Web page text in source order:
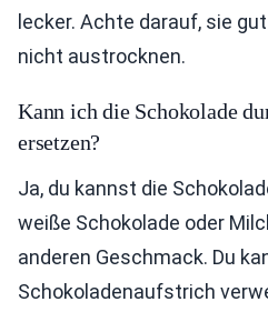
lecker. Achte darauf, sie
nicht austrocknen.
Kann ich die Schokolade
ersetzen?
Ja, du kannst die
weiße Schokolade oder
anderen Geschmack. Du
Schokoladenaufstrich